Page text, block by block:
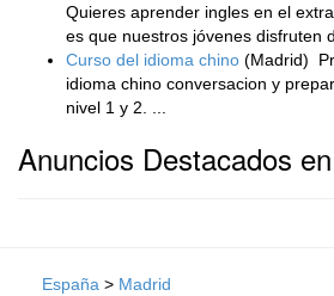
Quieres aprender ingles en el
es que nuestros jóvenes disfruten
Curso del idioma chino (Madrid)
idioma chino conversacion y
nivel 1 y 2. ...
Anuncios Destacados
España > Madrid